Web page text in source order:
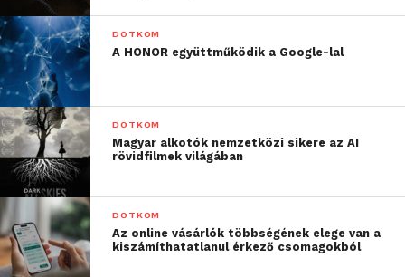
DOTKOM
A HONOR együttműködik a Google-lal
DOTKOM
Magyar alkotók nemzetközi sikere az AI
rövidfilmek világában
DOTKOM
Az online vásárlók többségének elege van a
kiszámíthatatlanul érkező csomagokból